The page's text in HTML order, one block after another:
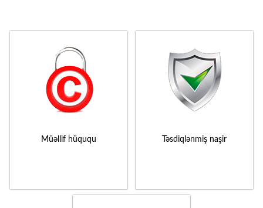
Müəllif hüququ Təsdiqlənmiş naşir